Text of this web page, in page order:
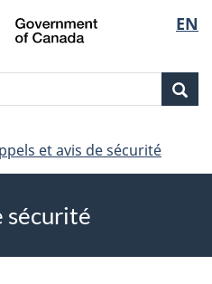
Skip
to
Skip
to
Passer
à
HTML
de
la
EN
et avis de sécurité
sécurité